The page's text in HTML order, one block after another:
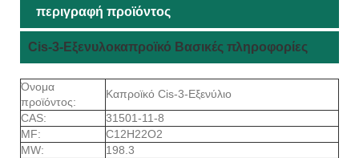
περιγραφή προϊόντος
Cis-3-Εξενυλοκαπροϊκό Βασικές πληροφορίες
Όνομα
προϊόντος:
Καπροϊκό Cis-3-Εξενύλιο
CAS:
31501-11-8
MF:
C12H22O2
MW:
198.3